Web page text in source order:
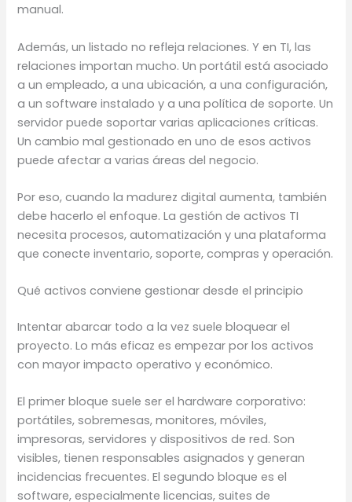
manual.
Además, un listado no refleja relaciones. Y en TI, las
relaciones importan mucho. Un portátil está asociado
a un empleado, a una ubicación, a una configuración,
a un software instalado y a una política de soporte. Un
servidor puede soportar varias aplicaciones críticas.
Un cambio mal gestionado en uno de esos activos
puede afectar a varias áreas del negocio.
Por eso, cuando la madurez digital aumenta, también
debe hacerlo el enfoque. La gestión de activos TI
necesita procesos, automatización y una plataforma
que conecte inventario, soporte, compras y operación.
Qué activos conviene gestionar desde el principio
Intentar abarcar todo a la vez suele bloquear el
proyecto. Lo más eficaz es empezar por los activos
con mayor impacto operativo y económico.
El primer bloque suele ser el hardware corporativo:
portátiles, sobremesas, monitores, móviles,
impresoras, servidores y dispositivos de red. Son
visibles, tienen responsables asignados y generan
incidencias frecuentes. El segundo bloque es el
software, especialmente licencias, suites de